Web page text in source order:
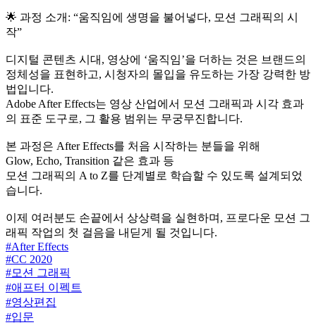
🌟 과정 소개: “움직임에 생명을 불어넣다, 모션 그래픽의 시
작”
디지털 콘텐츠 시대, 영상에 ‘움직임’을 더하는 것은 브랜드의
정체성을 표현하고, 시청자의 몰입을 유도하는 가장 강력한 방
법입니다.
Adobe After Effects는 영상 산업에서 모션 그래픽과 시각 효과
의 표준 도구로, 그 활용 범위는 무궁무진합니다.
본 과정은 After Effects를 처음 시작하는 분들을 위해
Glow, Echo, Transition 같은 효과 등
모션 그래픽의 A to Z를 단계별로 학습할 수 있도록 설계되었
습니다.
이제 여러분도 손끝에서 상상력을 실현하며, 프로다운 모션 그
래픽 작업의 첫 걸음을 내딛게 될 것입니다.
#After Effects
#CC 2020
#모션 그래픽
#애프터 이펙트
#영상편집
#입문